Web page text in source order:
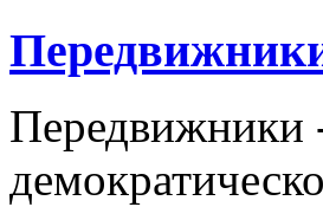
Передвижники